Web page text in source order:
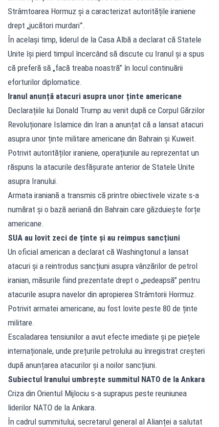
Strâmtoarea Hormuz și a caracterizat autoritățile iraniene
drept „jucători murdari”.
În același timp, liderul de la Casa Albă a declarat că Statele
Unite își pierd timpul încercând să discute cu Iranul și a spus
că preferă să „facă treaba noastră” în locul continuării
eforturilor diplomatice.
Iranul anunță atacuri asupra unor ținte americane
Declarațiile lui Donald Trump au venit după ce Corpul Gărzilor
Revoluționare Islamice din Iran a anunțat că a lansat atacuri
asupra unor ținte militare americane din Bahrain și Kuweit.
Potrivit autorităților iraniene, operațiunile au reprezentat un
răspuns la atacurile desfășurate anterior de Statele Unite
asupra Iranului.
Armata iraniană a transmis că printre obiectivele vizate s-a
numărat și o bază aeriană din Bahrain care găzduiește forțe
americane.
SUA au lovit zeci de ținte și au reimpus sancțiuni
Un oficial american a declarat că Washingtonul a lansat
atacuri și a reintrodus sancțiuni asupra vânzărilor de petrol
iranian, măsurile fiind prezentate drept o „pedeapsă” pentru
atacurile asupra navelor din apropierea Strâmtorii Hormuz.
Potrivit armatei americane, au fost lovite peste 80 de ținte
militare.
Escaladarea tensiunilor a avut efecte imediate și pe piețele
internaționale, unde prețurile petrolului au înregistrat creșteri
după anunțarea atacurilor și a noilor sancțiuni.
Subiectul Iranului umbrește summitul NATO de la Ankara
Criza din Orientul Mijlociu s-a suprapus peste reuniunea
liderilor NATO de la Ankara.
În cadrul summitului, secretarul general al Alianței a salutat